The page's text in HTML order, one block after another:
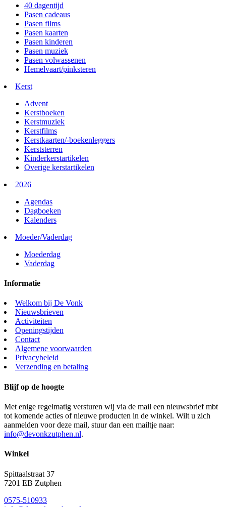
40 dagentijd
Pasen cadeaus
Pasen films
Pasen kaarten
Pasen kinderen
Pasen muziek
Pasen volwassenen
Hemelvaart/pinksteren
Kerst
Advent
Kerstboeken
Kerstmuziek
Kerstfilms
Kerstkaarten/-boekenleggers
Kerststerren
Kinderkerstartikelen
Overige kerstartikelen
2026
Agendas
Dagboeken
Kalenders
Moeder/Vaderdag
Moederdag
Vaderdag
Informatie
Welkom bij De Vonk
Nieuwsbrieven
Activiteiten
Openingstijden
Contact
Algemene voorwaarden
Privacybeleid
Verzending en betaling
Blijf op de hoogte
Met enige regelmatig versturen wij via de mail een nieuwsbrief mbt
tot komende acties of nieuwe producten in de winkel. Wilt u zich
aanmelden voor deze mail, stuur dan een mailtje naar:
info@devonkzutphen.nl.
Winkel
Spittaalstraat 37
7201 EB Zutphen
0575-510933